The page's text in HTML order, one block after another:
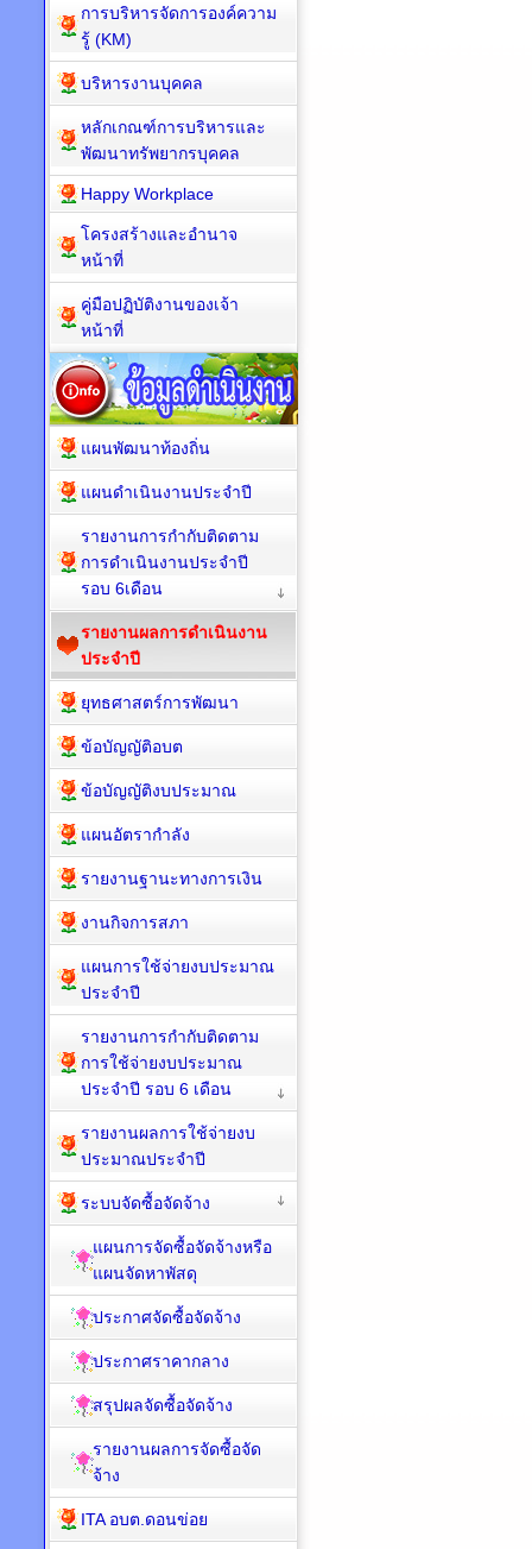
การบริหารจัดการองค์ความ
รู้ (KM)
บริหารงานบุคคล
หลักเกณฑ์การบริหารและ
พัฒนาทรัพยากรบุคคล
Happy Workplace
โครงสร้างและอำนาจ
หน้าที่
คู่มือปฏิบัติงานของเจ้า
หน้าที่
แผนพัฒนาท้องถิ่น
แผนดำเนินงานประจำปี
รายงานการกำกับติดตาม
การดำเนินงานประจำปี
รอบ 6เดือน
รายงานผลการดำเนินงาน
ประจำปี
ยุทธศาสตร์การพัฒนา
ข้อบัญญัติอบต
ข้อบัญญัติงบประมาณ
แผนอัตรากำลัง
รายงานฐานะทางการเงิน
งานกิจการสภา
แผนการใช้จ่ายงบประมาณ
ประจำปี
รายงานการกำกับติดตาม
การใช้จ่ายงบประมาณ
ประจำปี รอบ 6 เดือน
รายงานผลการใช้จ่ายงบ
ประมาณประจำปี
ระบบจัดซื้อจัดจ้าง
แผนการจัดซื้อจัดจ้างหรือ
แผนจัดหาพัสดุ
ประกาศจัดซื้อจัดจ้าง
ประกาศราคากลาง
สรุปผลจัดซื้อจัดจ้าง
รายงานผลการจัดซื้อจัด
จ้าง
ITA อบต.ดอนข่อย